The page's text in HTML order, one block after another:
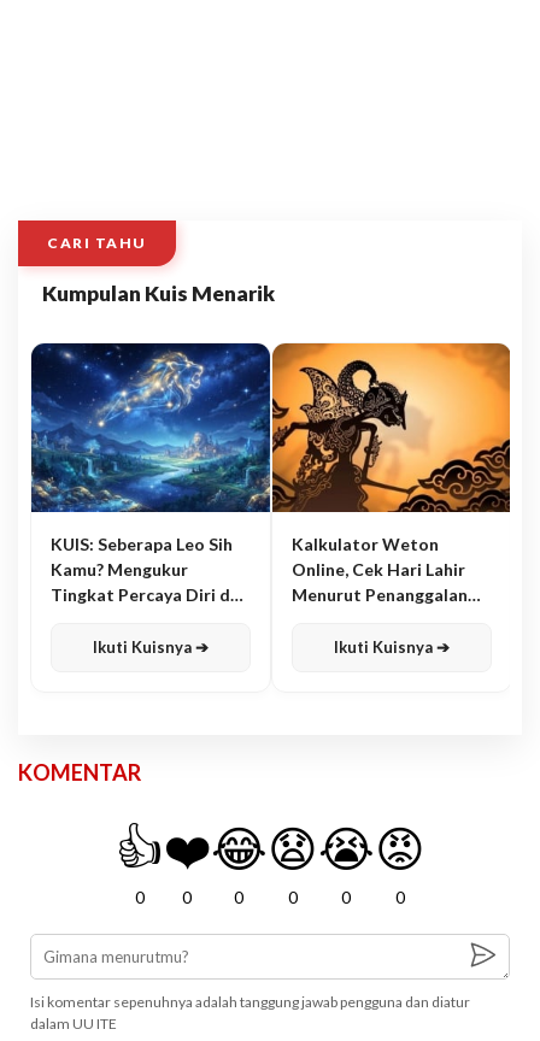
CARI TAHU
Kumpulan Kuis Menarik
KUIS: Seberapa Leo Sih
Kamu? Mengukur
Tingkat Percaya Diri dan
Ikuti Kuisnya ➔
Kalkulator Weton
Online, Cek Hari Lahir
Menurut Penanggalan
Ikuti Kuisnya ➔
KOMENTAR
👍
0
❤️
0
😂
0
😧
0
😭
0
😡
0
Isi komentar sepenuhnya adalah tanggung jawab pengguna dan diatur
dalam UU ITE